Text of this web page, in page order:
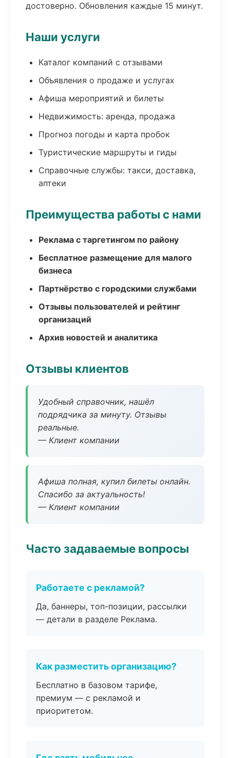
достоверно. Обновления каждые 15 минут.
Наши услуги
Каталог компаний с отзывами
Объявления о продаже и услугах
Афиша мероприятий и билеты
Недвижимость: аренда, продажа
Прогноз погоды и карта пробок
Туристические маршруты и гиды
Справочные службы: такси, доставка,
аптеки
Преимущества работы с нами
Реклама с таргетингом по району
Бесплатное размещение для малого
бизнеса
Партнёрство с городскими службами
Отзывы пользователей и рейтинг
организаций
Архив новостей и аналитика
Отзывы клиентов
Удобный справочник, нашёл
подрядчика за минуту. Отзывы
реальные.
— Клиент компании
Афиша полная, купил билеты онлайн.
Спасибо за актуальность!
— Клиент компании
Часто задаваемые вопросы
Работаете с рекламой?
Да, баннеры, топ-позиции, рассылки
— детали в разделе Реклама.
Как разместить организацию?
Бесплатно в базовом тарифе,
премиум — с рекламой и
приоритетом.